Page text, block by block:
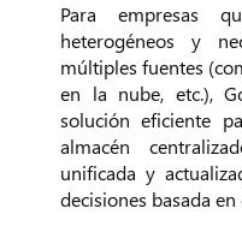
Para empresas
heterogéneos y
múltiples fuentes
en la nube, etc.),
solución eficiente
almacén
unificada y
decisiones basada en